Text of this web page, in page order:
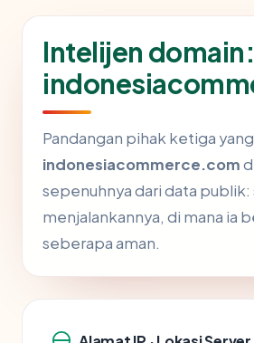
Intelijen domain:
Pandangan pihak ketiga
indonesiacommerce.com
sepenuhnya dari data publik:
menjalankannya, di mana ia
seberapa aman.